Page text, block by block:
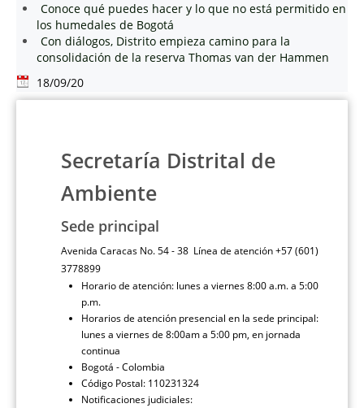
Conoce qué puedes hacer y lo que no está permitido en
los humedales de Bogotá
Con diálogos, Distrito empieza camino para la
consolidación de la reserva Thomas van der Hammen
18/09/20
Secretaría Distrital de
Ambiente
Sede principal
Avenida Caracas No. 54 - 38 Línea de atención +57 (601)
3778899
Horario de atención: lunes a viernes 8:00 a.m. a 5:00
p.m.
Horarios de atención presencial en la sede principal:
lunes a viernes de 8:00am a 5:00 pm, en jornada
continua
Bogotá - Colombia
Código Postal: 110231324
Notificaciones judiciales: